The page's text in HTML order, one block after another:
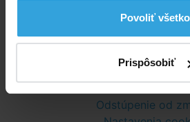
Povoliť všetko
Prispôsobiť
Všetko o
Obchodné
Možnosti dopravy a
Odstúpenie od